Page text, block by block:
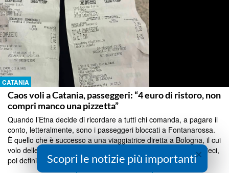
CATANIA
Caos voli a Catania, passeggeri: “4 euro di ristoro, non
compri manco una pizzetta”
Quando l’Etna decide di ricordare a tutti chi comanda, a pagare il
conto, letteralmente, sono i passeggeri bloccati a Fontanarossa.
È quello che è successo a una viaggiatrice diretta a Bologna, il cui
volo delle 11:45 di ieri è stato prima rinviato a mezzanotte e dieci,
poi definitivamente ...
×
Scopri le notizie più importanti